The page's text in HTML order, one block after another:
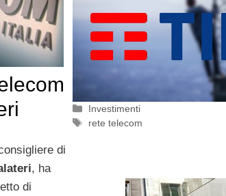
Categorie
Investimenti
Tag
rete telecom
di
, ha
di